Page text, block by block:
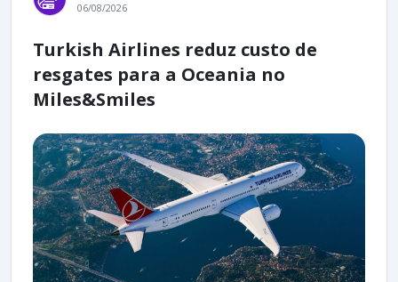
06/08/2026
Turkish Airlines reduz custo de
resgates para a Oceania no
Miles&Smiles